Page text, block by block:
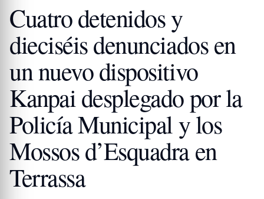
Cuatro detenidos y
dieciséis denunciados en
un nuevo dispositivo
Kanpai desplegado por la
Policía Municipal y los
Mossos d’Esquadra en
Terrassa